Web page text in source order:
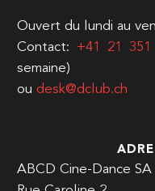
Ouvert du lundi au
Contact: +41 21
semaine)
ou desk@dclub.ch
ABCD Cine-Dance SA